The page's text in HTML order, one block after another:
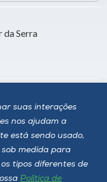
suas interações
nos ajudam a
está sendo usado,
medida para
tipos diferentes de
Política de
da Serra